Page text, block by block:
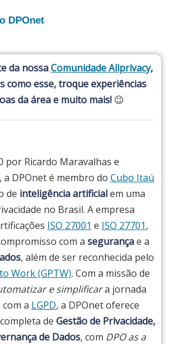
DPOnet
da nossaComunidade Allprivacy,
como esse, troque experiências
da área e muito mais! 😉
por Ricardo Maravalhas e
DPOnet é membro do Cubo Itaú
de inteligência artificialem uma
no Brasil. A empresa
ISO 27001 e ISO 27701,
com a segurançae a
, além de ser reconhecida pelo
Work (GPTW). Com a missão de
e simplificara jornada
a LGPD, a DPOnet oferece
de Gestão de Privacidade,
de Dados, com DPO as a